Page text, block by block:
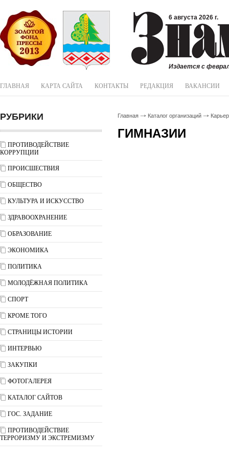
6 августа 2026 г.
Издается с
ГЛАВНАЯ КАРТА САЙТА КОНТАКТЫ РЕДАКЦИЯ ВАКАНСИИ
РУБРИКИ
ПРОТИВОДЕЙСТВИЕ
КОРРУПЦИИ
ПРОИСШЕСТВИЯ
ОБЩЕСТВО
КУЛЬТУРА И ИСКУССТВО
ЗДРАВООХРАНЕНИЕ
ОБРАЗОВАНИЕ
ЭКОНОМИКА
ПОЛИТИКА
МОЛОДЁЖНАЯ ПОЛИТИКА
СПОРТ
КРОМЕ ТОГО
СТРАНИЦЫ ИСТОРИИ
ИНТЕРВЬЮ
ЗАКУПКИ
ФОТОГАЛЕРЕЯ
КАТАЛОГ САЙТОВ
ГОС. ЗАДАНИЕ
ПРОТИВОДЕЙСТВИЕ
ТЕРРОРИЗМУ И ЭКСТРЕМИЗМУ
Главная Каталог организаций
ГИМНАЗИИ